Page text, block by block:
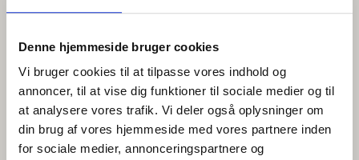
Denne hjemmeside bruger cookies
Vi bruger cookies til at tilpasse vores indhold og
annoncer, til at vise dig funktioner til sociale medier og til
at analysere vores trafik. Vi deler også oplysninger om
din brug af vores hjemmeside med vores partnere inden
for sociale medier, annonceringspartnere og